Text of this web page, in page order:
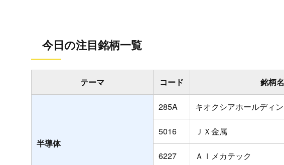
今日の注目銘柄一覧
テーマ コード 銘柄名
半導体
285A キオクシアホールディ
5016 ＪＸ金属
6227 ＡＩメカテック